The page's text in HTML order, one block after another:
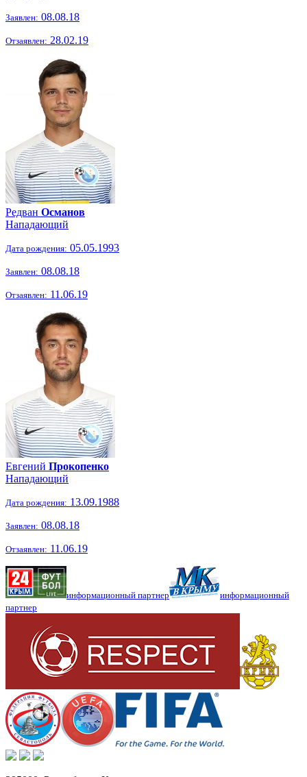
Заявлен: 08.08.18
Отзаявлен: 28.02.19
Редван Османов
Нападающий
Дата рождения: 05.05.1993
Заявлен: 08.08.18
Отзаявлен: 11.06.19
Евгений Прокопенко
Нападающий
Дата рождения: 13.09.1988
Заявлен: 08.08.18
Отзаявлен: 11.06.19
информационный партнер
информационный
партнер